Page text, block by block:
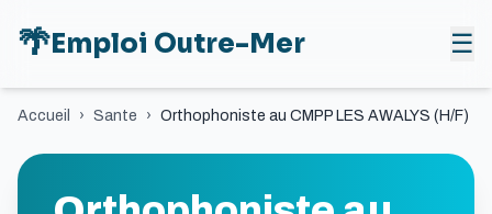
🌴Emploi Outre-Mer ☰
Accueil › Sante › Orthophoniste au CMPP LES AWALYS (H/F)